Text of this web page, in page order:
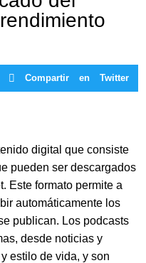
Compartir en Twitter
digital que consiste
pueden ser descargados
Este formato permite a
automáticamente los
publican. Los podcasts
desde noticias y
estilo de vida, y son